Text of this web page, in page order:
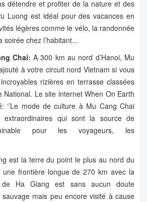
détendre et profiter de la nature et des
Luong est idéal pour des vacances en
légères comme le vélo, la randonnée
chez l’habitant...
Chai: A 300 km au nord d’Hanoi, Mu
à votre circuit nord Vietnam si vous
rizières en terrasse classées
National. Le site internet When On Earth
‘’Le mode de culture à Mu Cang Chai
extraordinaires qui sont la source de
pour les voyageurs, les
est la terre du point le plus au nord du
une frontière longue de 270 km avec la
Ha Giang est sans aucun doute
mais peu encore visité à cause